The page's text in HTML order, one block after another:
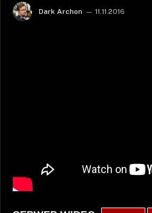
Dark Archon 11.11.2016